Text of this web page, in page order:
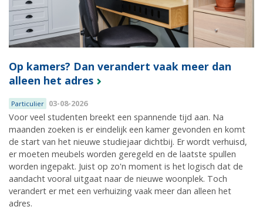
Op kamers? Dan verandert vaak meer dan
alleen het adres
Particulier 03-08-2026
Voor veel studenten breekt een spannende tijd aan. Na
maanden zoeken is er eindelijk een kamer gevonden en komt
de start van het nieuwe studiejaar dichtbij. Er wordt verhuisd,
er moeten meubels worden geregeld en de laatste spullen
worden ingepakt. Juist op zo'n moment is het logisch dat de
aandacht vooral uitgaat naar de nieuwe woonplek. Toch
verandert er met een verhuizing vaak meer dan alleen het
adres.